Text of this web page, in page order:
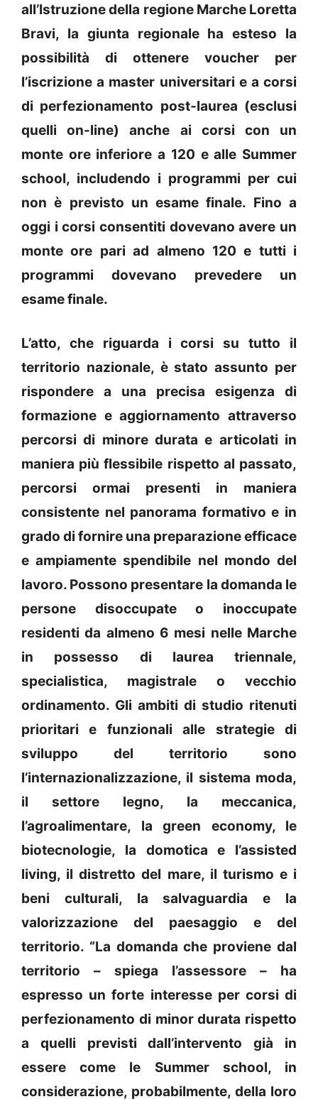
all’Istruzione della regione Marche Loretta
Bravi, la giunta regionale ha esteso la
possibilità di ottenere voucher per
l’iscrizione a master universitari e a corsi
di perfezionamento post-laurea (esclusi
quelli on-line) anche ai corsi con un
monte ore inferiore a 120 e alle Summer
school, includendo i programmi per cui
non è previsto un esame finale. Fino a
oggi i corsi consentiti dovevano avere un
monte ore pari ad almeno 120 e tutti i
programmi dovevano prevedere un
esame finale.
L’atto, che riguarda i corsi su tutto il
territorio nazionale, è stato assunto per
rispondere a una precisa esigenza di
formazione e aggiornamento attraverso
percorsi di minore durata e articolati in
maniera più flessibile rispetto al passato,
percorsi ormai presenti in maniera
consistente nel panorama formativo e in
grado di fornire una preparazione efficace
e ampiamente spendibile nel mondo del
lavoro. Possono presentare la domanda le
persone disoccupate o inoccupate
residenti da almeno 6 mesi nelle Marche
in possesso di laurea triennale,
specialistica, magistrale o vecchio
ordinamento. Gli ambiti di studio ritenuti
prioritari e funzionali alle strategie di
sviluppo del territorio sono
l’internazionalizzazione, il sistema moda,
il settore legno, la meccanica,
l’agroalimentare, la green economy, le
biotecnologie, la domotica e l’assisted
living, il distretto del mare, il turismo e i
beni culturali, la salvaguardia e la
valorizzazione del paesaggio e del
territorio. “La domanda che proviene dal
territorio – spiega l’assessore – ha
espresso un forte interesse per corsi di
perfezionamento di minor durata rispetto
a quelli previsti dall’intervento già in
essere come le Summer school, in
considerazione, probabilmente, della loro